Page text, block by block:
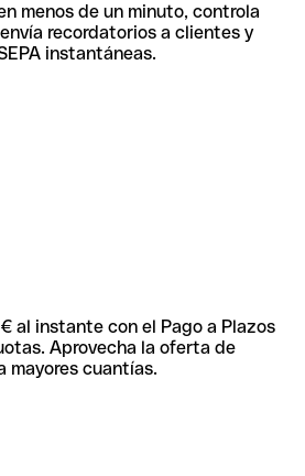
menos de un minuto, controla
recordatorios a clientes y
instantáneas.
al instante con el Pago a Plazos
Aprovecha la oferta de
mayores cuantías.